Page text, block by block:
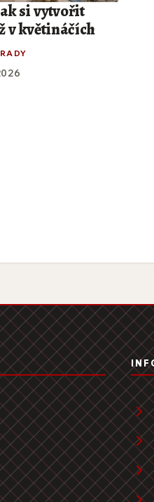
si vytvořit
v květináčích